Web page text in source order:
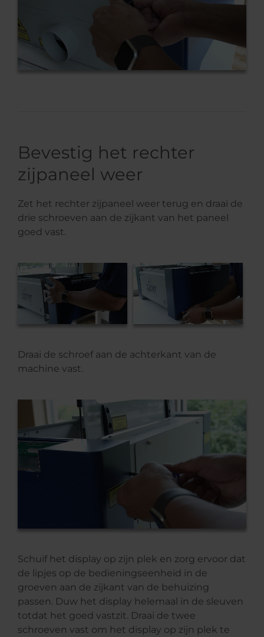
Bevestig het rechter
zijpaneel weer
Zet het rechter zijpaneel weer terug en draai de
drie schroeven aan de zijkant van het paneel
goed vast.
Draai de schroef aan de achterkant van de
machine vast.
Schuif het display op zijn plek en zorg ervoor dat
de lipjes op de bedieningseenheid in de
groeven aan de zijkant van de behuizing
passen. Duw het display helemaal in de sleuven
totdat het goed vastzit. Draai de twee
schroeven vast om het display op zijn plek te